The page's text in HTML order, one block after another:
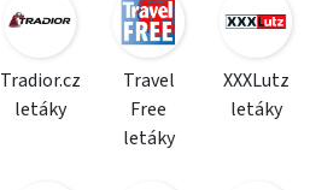
Tradior.cz
letáky
Travel
Free
letáky
XXXLutz
letáky